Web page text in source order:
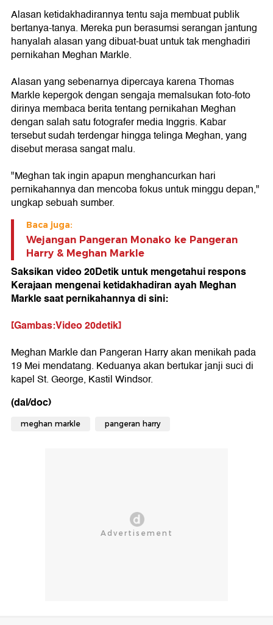
Alasan ketidakhadirannya tentu saja membuat publik
bertanya-tanya. Mereka pun berasumsi serangan jantung
hanyalah alasan yang dibuat-buat untuk tak menghadiri
pernikahan Meghan Markle.
Alasan yang sebenarnya dipercaya karena Thomas
Markle kepergok dengan sengaja memalsukan foto-foto
dirinya membaca berita tentang pernikahan Meghan
dengan salah satu fotografer media Inggris. Kabar
tersebut sudah terdengar hingga telinga Meghan, yang
disebut merasa sangat malu.
"Meghan tak ingin apapun menghancurkan hari
pernikahannya dan mencoba fokus untuk minggu depan,"
ungkap sebuah sumber.
Baca juga:
Wejangan Pangeran Monako ke Pangeran
Harry & Meghan Markle
Saksikan video 20Detik untuk mengetahui respons
Kerajaan mengenai ketidakhadiran ayah Meghan
Markle saat pernikahannya di sini:
[Gambas:Video 20detik]
Meghan Markle dan Pangeran Harry akan menikah pada
19 Mei mendatang. Keduanya akan bertukar janji suci di
kapel St. George, Kastil Windsor.
(dal/doc)
meghan markle pangeran harry